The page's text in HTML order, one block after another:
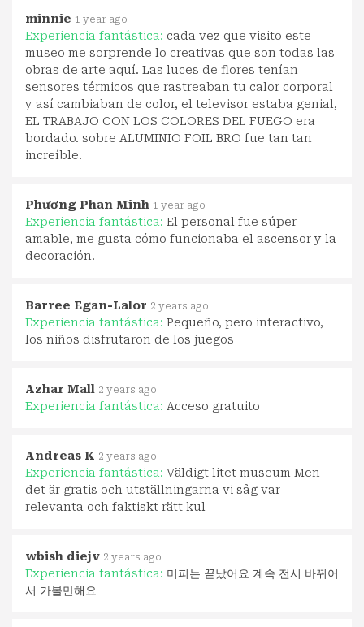
minnie 1 year ago
Experiencia fantástica: cada vez que visito este
museo me sorprende lo creativas que son todas las
obras de arte aquí. Las luces de flores tenían
sensores térmicos que rastreaban tu calor corporal
y así cambiaban de color, el televisor estaba genial,
EL TRABAJO CON LOS COLORES DEL FUEGO era
bordado. sobre ALUMINIO FOIL BRO fue tan tan
increíble.
Phương Phan Minh 1 year ago
Experiencia fantástica: El personal fue súper
amable, me gusta cómo funcionaba el ascensor y la
decoración.
Barree Egan-Lalor 2 years ago
Experiencia fantástica: Pequeño, pero interactivo,
los niños disfrutaron de los juegos
Azhar Mall 2 years ago
Experiencia fantástica: Acceso gratuito
Andreas K 2 years ago
Experiencia fantástica: Väldigt litet museum Men
det är gratis och utställningarna vi såg var
relevanta och faktiskt rätt kul
wbish diejv 2 years ago
Experiencia fantástica: 미피는 끝났어요 계속 전시 바뀌어
서 가볼만해요